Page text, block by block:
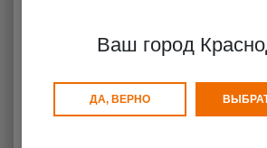
собственных средств
Стаж вождения 3 года
Ваш город
ДА, ВЕРНО